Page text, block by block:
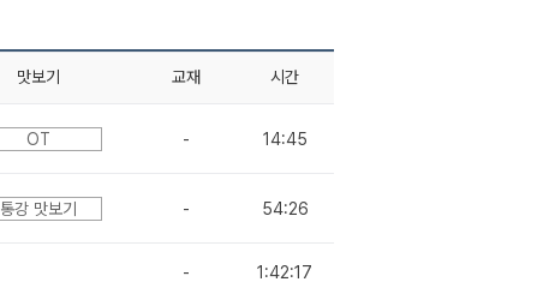
맛보기 교재 시간
OT - 14:45
통강 맛보기 - 54:26
- 1:42:17